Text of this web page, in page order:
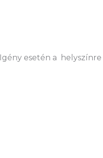
esetén a helyszínre